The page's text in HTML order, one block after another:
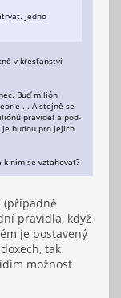
Jedno
v křesťanství
Buď milión
... A stejně se
pravidel a pod-
je budou pro jejich
nim se vztahovat?
(případně
pravidla, když
je postavený
tak
možnost